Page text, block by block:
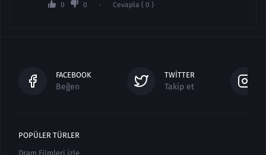
0 0 Cevapla ( 0 )
FACEBOOK
Beğen
TWITTER
Takip et
POPÜLER TÜRLER
Dram Filmleri izle